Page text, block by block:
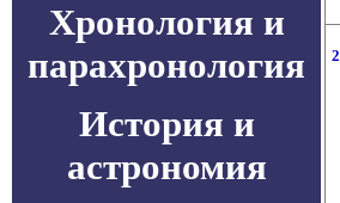
Хронология и
парахронология
История и
астрономия